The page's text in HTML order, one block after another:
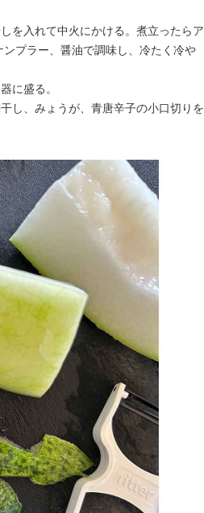
を入れて中火にかける。煮立ったらア
プラー、醤油で調味し、冷たく冷や
に盛る。
し、みょうが、青唐辛子の小口切りを